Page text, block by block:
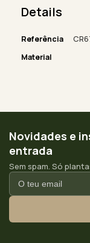
Details
Referência
Material
Novidades e
entrada
Sem spam. Só